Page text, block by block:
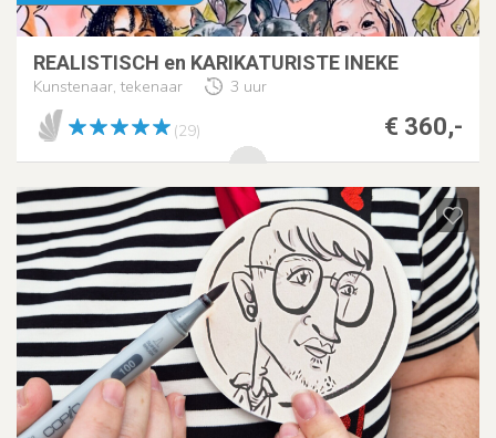
REALISTISCH en KARIKATURISTE INEKE
Kunstenaar, tekenaar 3 uur
€ 360,-
(29)